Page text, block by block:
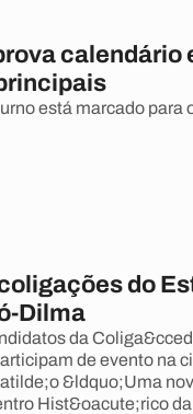
calendário
está marcado para
do
Dilma
da
de evento na
&ldquo;Uma
Hist&oacute;rico